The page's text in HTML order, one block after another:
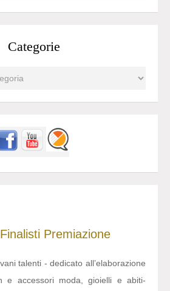
Categorie
Finalisti Premiazione
talenti - dedicato all’elaborazione
e accessori moda, gioielli e abiti-